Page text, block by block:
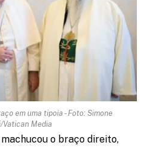
em uma tipoia - Foto: Simone
Vatican Media
o braço direito,